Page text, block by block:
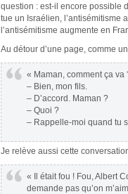
question : est-il encore possible
tue un Israélien, l’antisémitisme
l’antisémitisme augmente en
Au détour d’une page, comme
« Maman, comment ça va
– Bien, mon fils.
– D’accord. Maman ?
– Quoi ?
– Rappelle-moi quand tu
Je relève aussi cette
« Il était fou ! Fou, Albert
demande pas qu’on